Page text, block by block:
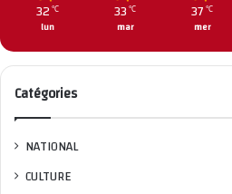
32 ℃
lun
33℃
mar
37 ℃
mer
Catégories
NATIONAL
CULTURE